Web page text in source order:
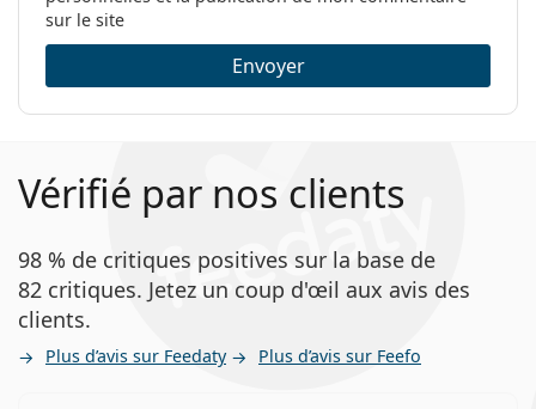
sur le site
Envoyer
Vérifié par nos clients
98 % de critiques positives sur la base de
82 critiques. Jetez un coup d'œil aux avis des
clients.
Plus d’avis sur Feedaty Plus d’avis sur Feefo